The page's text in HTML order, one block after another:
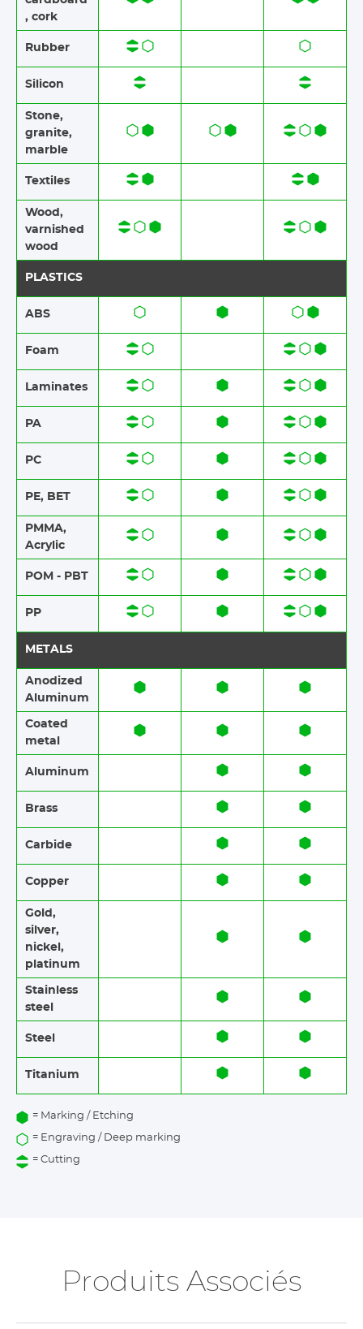
, cork
Rubber​​
Silicon
Stone​,
granite​,
marble
Textiles​​
Wood​​,
varnished
wood
PLASTICS
ABS​​
Foam​​
Laminates​​
PA
PC
PE, BET
PMMA,
Acrylic
POM - PBT
PP
METALS
Anodized
Aluminum​​
Coated
metal
Aluminum
Brass​​
Carbide
Copper
Gold,
silver,
nickel,
platinum
Stainless
steel​​
Steel
Titanium
= Marking / Etching
= Engraving / Deep marking
= Cutting
Produits Associés